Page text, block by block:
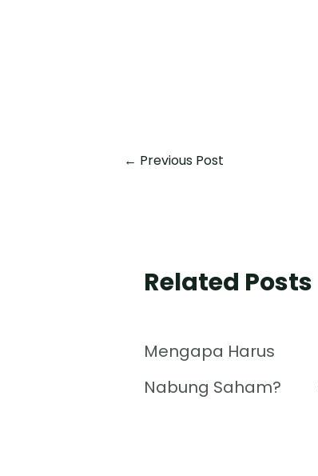
← Previous Post
Related Posts
Mengapa Harus
Nabung Saham?